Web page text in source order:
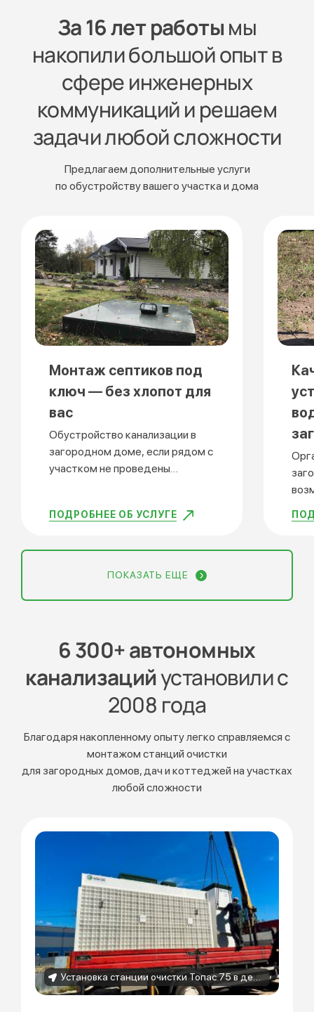
За 16 лет работымы
накопили большой опыт в
сфере инженерных
коммуникаций и решаем
задачи любой сложности
Предлагаем дополнительные услуги
по обустройству вашего участка и дома
Монтаж септиков под
ключ — без хлопот для
вас
Обустройство канализации в
загородном доме, если рядом с
участком не проведены
трудностей. Особенно это
людей. Установка септика под
ключ специалистами компании
полностью решить все вопросы
дополнительных расходов.
ПОДРОБНЕЕ ОБ УСЛУГЕ
ПОКАЗАТЬ ЕЩЕ
6 300+ автономных
канализацийустановили с
2008 года
Благодаря накопленному опыту легко справляемся с
монтажом станций очистки
для загородных домов, дач и коттеджей на участках
любой сложности
Установка станции очистки Топас 75 в деревне Порошкино